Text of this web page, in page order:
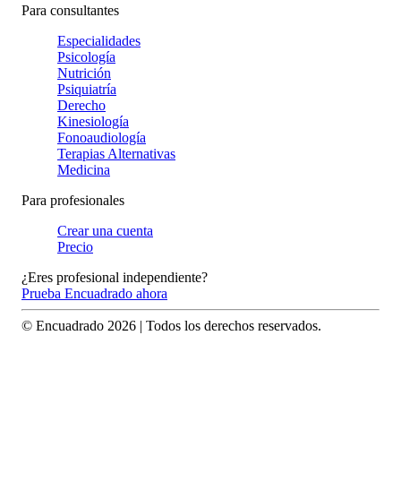
Para consultantes
Especialidades
Psicología
Nutrición
Psiquiatría
Derecho
Kinesiología
Fonoaudiología
Terapias Alternativas
Medicina
Para profesionales
Crear una cuenta
Precio
¿Eres profesional independiente?
Prueba Encuadrado ahora
© Encuadrado 2026 | Todos los derechos reservados.